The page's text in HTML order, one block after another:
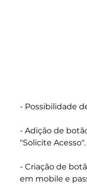
- Possibilidade
- Adição de
"Solicite Acesso".
- Criação de
em mobile e